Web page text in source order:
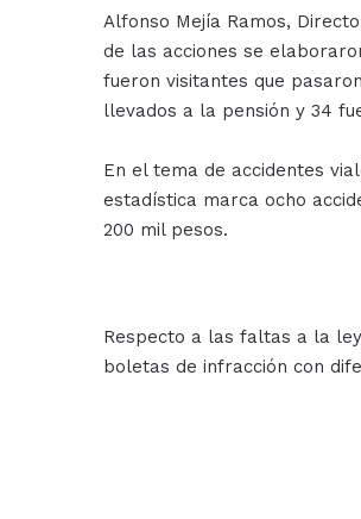
Alfonso Mejía Ramos,
de las acciones se
fueron visitantes que
llevados a la pensión y 34
En el tema de accidentes
estadística marca ocho
200 mil pesos.
Respecto a las faltas a la
boletas de infracción con